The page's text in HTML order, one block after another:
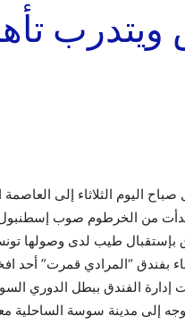
اليوم الثلاثاء إلى
بدأت من الخرطوم صوب
بإستقبال طيب لدى وصولها
بفندق “المرادي قمرت” أحد
الفندق ببطل الدوري
إلى مدينة سوسة